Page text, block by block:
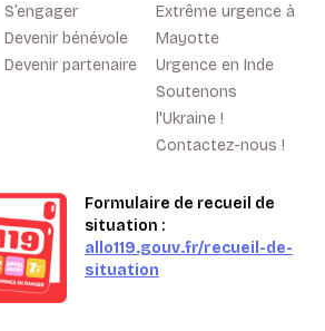
S’engager
Devenir bénévole
Devenir partenaire
Extrême urgence à
Mayotte
Urgence en Inde
Soutenons
l'Ukraine !
Contactez-nous !
Formulaire de recueil de
situation :
allo119.gouv.fr/recueil-de-
situation